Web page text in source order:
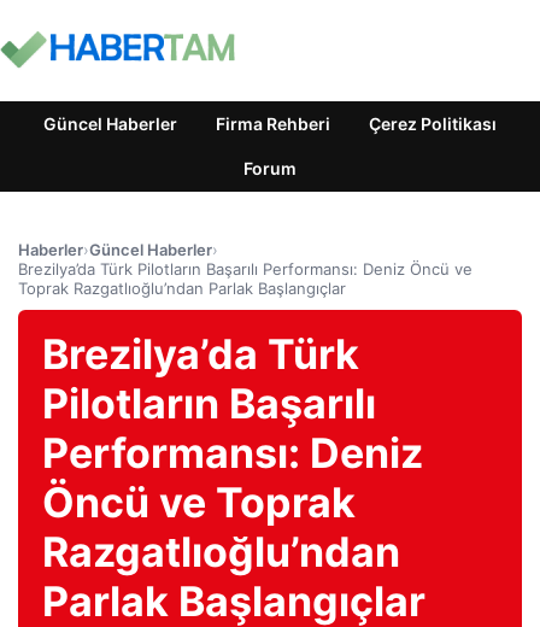
Güncel Haberler Firma Rehberi Çerez Politikası
Forum
Haberler›Güncel Haberler›
Brezilya’da Türk Pilotların Başarılı Performansı: Deniz Öncü ve
Toprak Razgatlıoğlu’ndan Parlak Başlangıçlar
Brezilya’da Türk
Pilotların Başarılı
Performansı: Deniz
Öncü ve Toprak
Razgatlıoğlu’ndan
Parlak Başlangıçlar